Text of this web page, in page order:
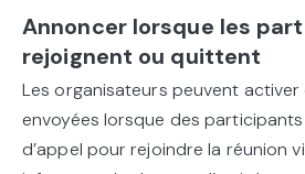
Annoncer lorsque les
rejoignent ou quittent
Les organisateurs peuvent activer
envoyées lorsque des
d’appel pour rejoindre la réunion